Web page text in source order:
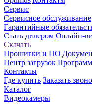
Сервис
Сервисное обслуживание
Гарантийные
Стать дилером Онлайн-
Скачать
Прошивки и ПО
Центр загрузок
Контакты
Где купить Заказать
Каталог
Видеокамеры